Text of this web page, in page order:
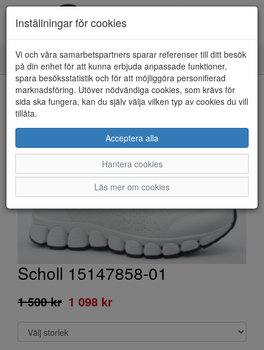
Toggle
navigation
HEM
Scholl 15147858-01
1 500 kr 1 098 kr
Inställningar för cookies
Vi och våra samarbetspartners sparar referenser till ditt besök
på din enhet för att kunna erbjuda anpassade funktioner,
spara besöksstatistik och för att möjliggöra personifierad
marknadsföring. Utöver nödvändiga cookies, som krävs för
sida ska fungera, kan du själv välja vilken typ av cookies du vill
tillåta.
Acceptera alla
Hantera cookies
Läs mer om cookies